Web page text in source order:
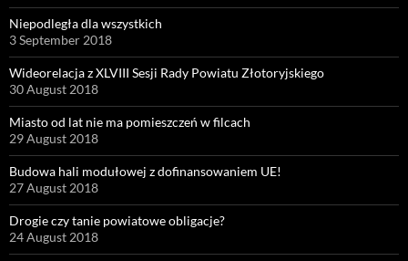
Niepodległa dla wszystkich
3 September 2018
Wideorelacja z XLVIII Sesji Rady Powiatu Złotoryjskiego
30 August 2018
Miasto od lat nie ma pomieszczeń w filcach
29 August 2018
Budowa hali modułowej z dofinansowaniem UE!
27 August 2018
Drogie czy tanie powiatowe obligacje?
24 August 2018